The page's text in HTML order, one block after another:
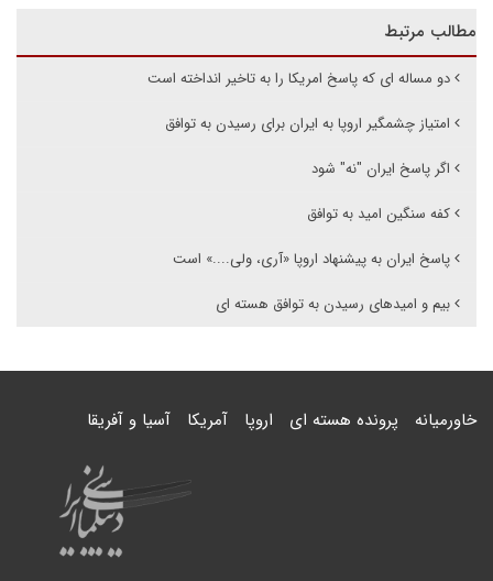
مطالب مرتبط
دو مساله ای که پاسخ امریکا را به تاخیر انداخته است
امتیاز چشمگیر اروپا به ایران برای رسیدن به توافق
اگر پاسخ ایران "نه" شود
کفه سنگین امید به توافق
پاسخ ایران به پیشنهاد اروپا «آری، ولی....» است
بیم و امیدهای رسیدن به توافق هسته ای
خاورمیانه پرونده هسته ای اروپا آمریکا آسیا و آفریقا